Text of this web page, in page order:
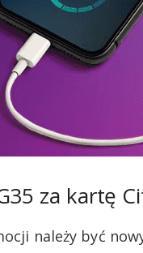
za kartę
należy być